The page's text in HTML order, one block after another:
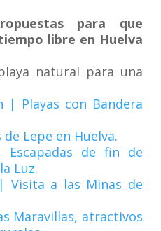
para que
libre en Huelva
natural para una
| Playas con Bandera
Lepe en Huelva.
de fin de
Luz.
Visita a las Minas de
Maravillas, atractivos